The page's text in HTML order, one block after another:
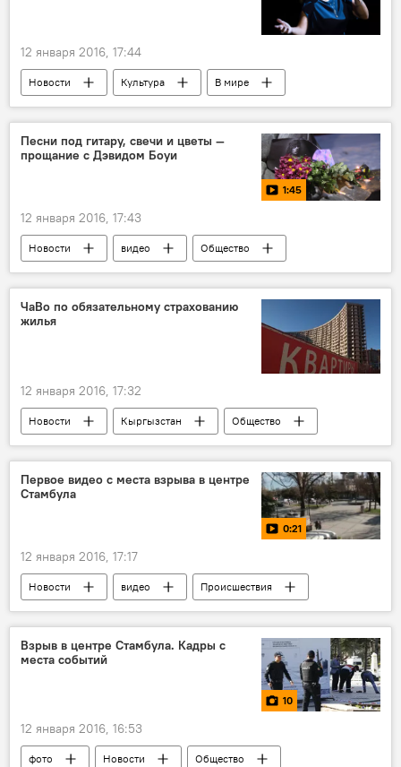
12 января 2016, 17:44
Новости Культура
В мире
Раймонд Паулс
Татьяна Буланова
музыка
композитор
Песни под гитару, свечи и цветы —
прощание с Дэвидом Боуи
1:45
12 января 2016, 17:43
Новости видео
Общество
В мире
Дэвид Боуи
память
кончина
музыкант прощание
ЧаВо по обязательному страхованию
жилья
12 января 2016, 17:32
Новости Кыргызстан
Общество
жилье
страхование
условия
ЧаВо — Часто задаваемые вопросы по актуальным темам
ОСАГО в Кыргызстане
Первое видео с места взрыва в центре
Стамбула
0:21
12 января 2016, 17:17
Новости видео
Происшествия
В мире
Взрыв в центре Стамбула
взрыв
Взрыв в центре Стамбула. Кадры с
места событий
10
12 января 2016, 16:53
фото Новости
Общество